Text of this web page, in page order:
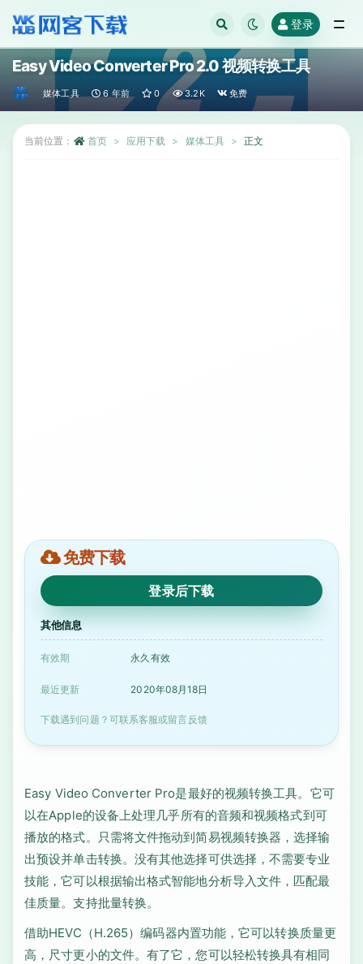
登录
Easy Video Converter Pro 2.0 视频转换工具
媒体工具 6 年前 0 3.2K 免费
当前位置： 首页 应用下载 媒体工具 正文
免费下载
登录后下载
其他信息
有效期 永久有效
最近更新 2020年08月18日
下载遇到问题？可联系客服或留言反馈
Easy Video Converter Pro是最好的视频转换工具。它可
以在Apple的设备上处理几乎所有的音频和视频格式到可
播放的格式。只需将文件拖动到简易视频转换器，选择输
出预设并单击转换。没有其他选择可供选择，不需要专业
技能，它可以根据输出格式智能地分析导入文件，匹配最
佳质量。支持批量转换。
借助HEVC（H.265）编码器内置功能，它可以转换质量更
高，尺寸更小的文件。有了它，您可以轻松转换具有相同
全部